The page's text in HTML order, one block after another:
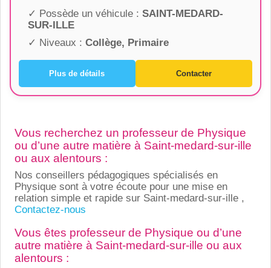
✓ Possède un véhicule : SAINT-MEDARD-
SUR-ILLE
✓ Niveaux : Collège, Primaire
Plus de détails Contacter
Vous recherchez un professeur de Physique
ou d’une autre matière à Saint-medard-sur-ille
ou aux alentours :
Nos conseillers pédagogiques spécialisés en
Physique sont à votre écoute pour une mise en
relation simple et rapide sur Saint-medard-sur-ille ,
Contactez-nous
Vous êtes professeur de Physique ou d’une
autre matière à Saint-medard-sur-ille ou aux
alentours :